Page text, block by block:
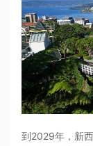
到2029年，新